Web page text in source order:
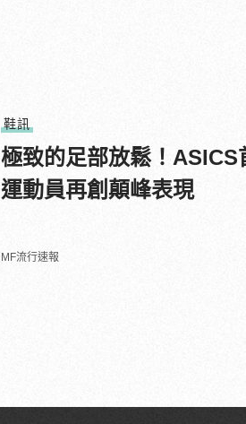
鞋訊
極致的足部放鬆！
運動員再創顛峰表現
MF流行速報